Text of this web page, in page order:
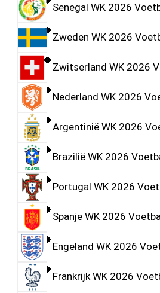
Senegal WK 2026
Zweden WK 2026
Zwitserland WK 2026
Nederland WK 2026
Argentinië WK 2026
Brazilië WK 2026
Portugal WK 2026
Spanje WK 2026
Engeland WK 2026
Frankrijk WK 2026